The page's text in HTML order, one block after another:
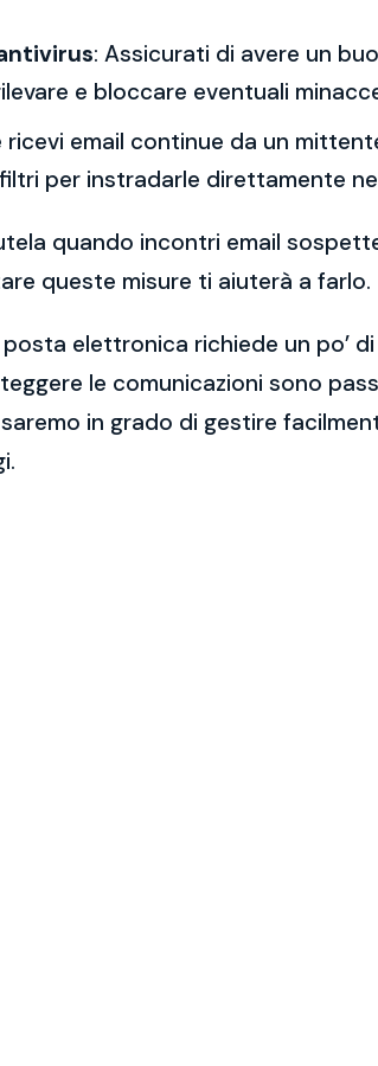
: Assicurati di avere un
e bloccare eventuali
ricevi email continue da un
per instradarle direttamente
quando incontri email
queste misure ti aiuterà a farlo.
elettronica richiede un po’
le comunicazioni sono
in grado di gestire